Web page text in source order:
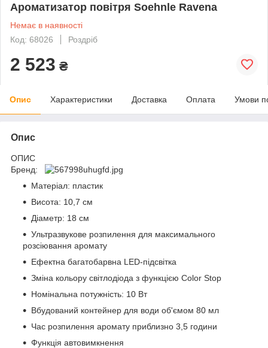
Ароматизатор повітря Soehnle Ravena
Немає в наявності
Код: 68026
Роздріб
2 523 ₴
Опис Характеристики Доставка Оплата Умови
Опис
ОПИС
Бренд:
Матеріал: пластик
Висота: 10,7 см
Діаметр: 18 см
Ультразвукове розпилення для максимального
розсіювання аромату
Ефектна багатобарвна LED-підсвітка
Зміна кольору світлодіода з функцією Color Stop
Номінальна потужність: 10 Вт
Вбудований контейнер для води об'ємом 80 мл
Час розпилення аромату приблизно 3,5 години
Функція автовимкнення